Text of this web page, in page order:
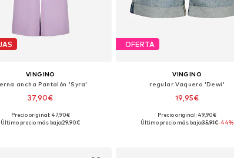
VINGINO
ancha Pantalón 'Syra'
37,90€
Tallas disponibles: 130, 172
Precio original: 47,90€
Último precio más bajo:29,90€
OFERTA
VINGINO
regular Vaquero 'Dewi'
19,95€
Tallas disponibles: 140, 152
Precio original: 49,90€
Último precio más bajo:35,91€-44%